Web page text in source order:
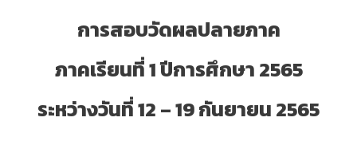
การสอบวัดผลปลายภาค
ภาคเรียนที่ 1 ปีการศึกษา 2565
ระหว่างวันที่ 12 – 19 กันยายน 2565